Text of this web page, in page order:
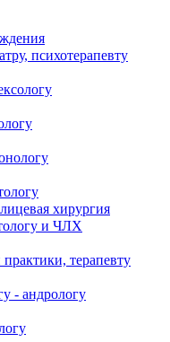
психотерапевту
хирургия
и ЧЛХ
терапевту
- андрологу